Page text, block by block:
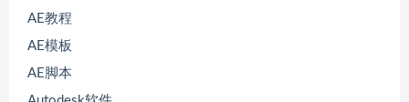
AE教程
AE模板
AE脚本